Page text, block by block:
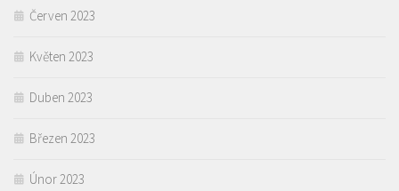
Červen 2023
Květen 2023
Duben 2023
Březen 2023
Únor 2023